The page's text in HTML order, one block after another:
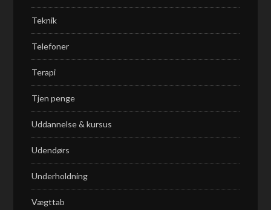
Teknik
Telefoner
Terapi
Tjen penge
Uddannelse & kursus
Udendørs
Underholdning
Vægttab